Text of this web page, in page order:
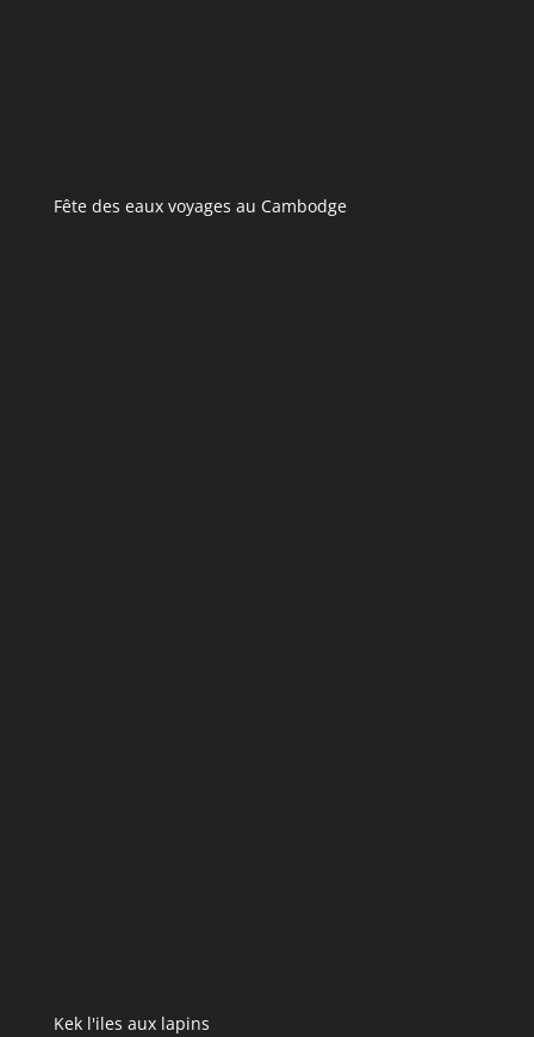
Fête des eaux voyages au Cambodge
Kek l'iles aux lapins